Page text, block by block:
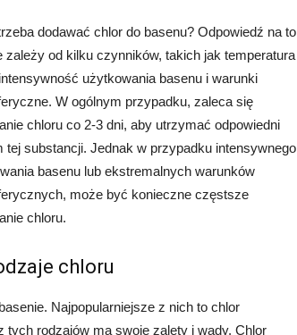
dodawać chlor do basenu? Odpowiedź na to
zależy od kilku czynników, takich jak temperatura
użytkowania basenu i warunki
W ogólnym przypadku, zaleca się
chloru co 2-3 dni, aby utrzymać odpowiedni
tej substancji. Jednak w przypadku intensywnego
basenu lub ekstremalnych warunków
może być konieczne częstsze
chloru.
chloru
Najpopularniejsze z nich to chlor
tych rodzajów ma swoje zalety i wady. Chlor